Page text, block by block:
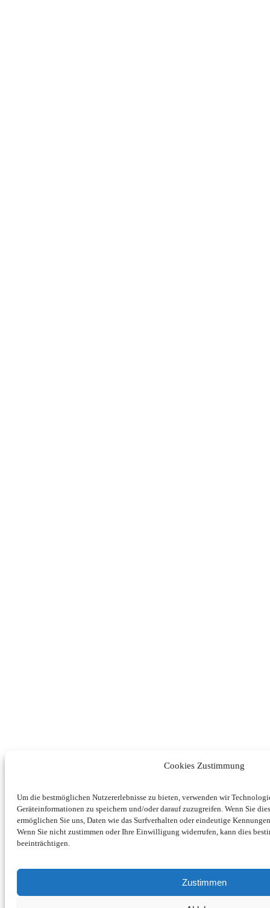
Cookies Zustimmung
Um die bestmöglichen Nutzererlebnisse zu bieten, verwenden wir
Geräteinformationen zu speichern und/oder darauf zuzugreifen. Wenn Sie
ermöglichen Sie uns, Daten wie das Surfverhalten oder eindeutige
Wenn Sie nicht zustimmen oder Ihre Einwilligung widerrufen, kann dies
beeinträchtigen.
Zustimmen